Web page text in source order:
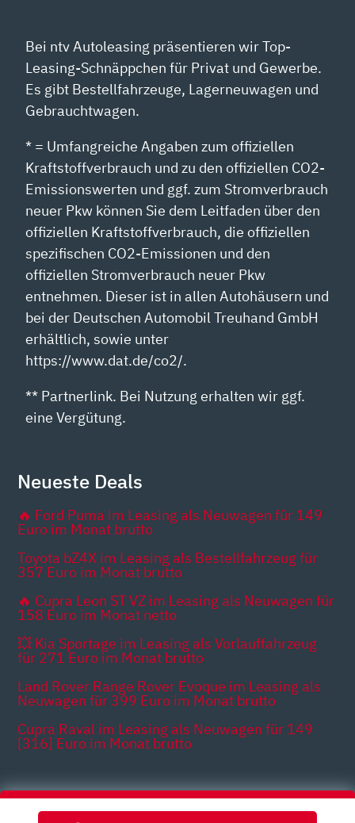
Bei ntv Autoleasing präsentieren wir Top-
Leasing-Schnäppchen für Privat und Gewerbe.
Es gibt Bestellfahrzeuge, Lagerneuwagen und
Gebrauchtwagen.
* = Umfangreiche Angaben zum offiziellen
Kraftstoffverbrauch und zu den offiziellen CO2-
Emissionswerten und ggf. zum Stromverbrauch
neuer Pkw können Sie dem Leitfaden über den
offiziellen Kraftstoffverbrauch, die offiziellen
spezifischen CO2-Emissionen und den
offiziellen Stromverbrauch neuer Pkw
entnehmen. Dieser ist in allen Autohäusern und
bei der Deutschen Automobil Treuhand GmbH
erhältlich, sowie unter
https://www.dat.de/co2/.
** Partnerlink. Bei Nutzung erhalten wir ggf.
eine Vergütung.
Neueste Deals
🔥 Ford Puma im Leasing als Neuwagen für 149
Euro im Monat brutto
Toyota bZ4X im Leasing als Bestellfahrzeug für
357 Euro im Monat brutto
🔥 Cupra Leon ST VZ im Leasing als Neuwagen für
158 Euro im Monat netto
💥 Kia Sportage im Leasing als Vorlauffahrzeug
für 271 Euro im Monat brutto
Land Rover Range Rover Evoque im Leasing als
Neuwagen für 399 Euro im Monat brutto
Cupra Raval im Leasing als Neuwagen für 149
[316] Euro im Monat brutto